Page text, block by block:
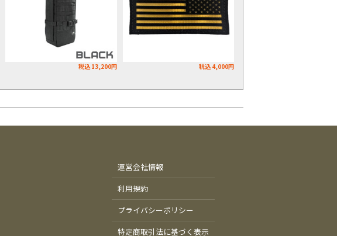
税込 13,200円 税込 4,000円
運営会社情報
利用規約
プライバシーポリシー
特定商取引法に基づく表示